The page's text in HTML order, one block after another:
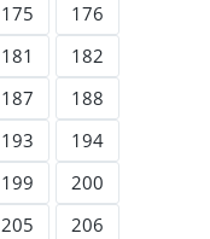
175
176
181
182
187
188
193
194
199
200
205
206